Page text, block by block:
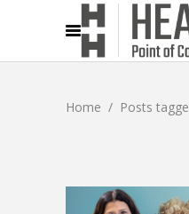
Home / Posts